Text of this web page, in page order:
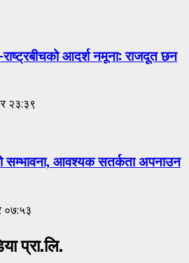
आदर्श नमूना: राजदूत छन
२३:३९
सम्भावना, आवश्यक सतर्कता अपनाउन
०७:५३
प्रा.लि.